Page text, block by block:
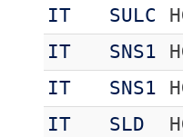
IT
SULC
IT
SNS1
IT
SNS1
IT
SLD